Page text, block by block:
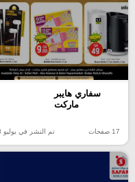
سفاري هايبر
ماركت
17 صفحات تم النشر في يوليو 18